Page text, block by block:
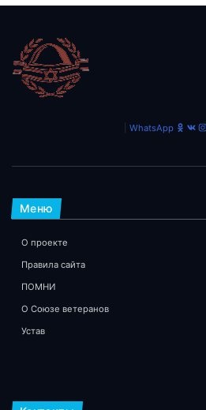
WhatsApp
Меню
О проекте
Правила сайта
ПОМНИ
О Союзе ветеранов
Устав